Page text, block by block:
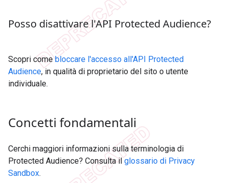
Posso disattivare l'API Protected Audience?
Scopri comebloccare l'accesso all'API Protected
Audience, in qualità di proprietario del sito o utente
individuale.
Concetti fondamentali
Cerchi maggiori informazioni sulla terminologia di
Protected Audience? Consulta ilglossario di Privacy
Sandbox.